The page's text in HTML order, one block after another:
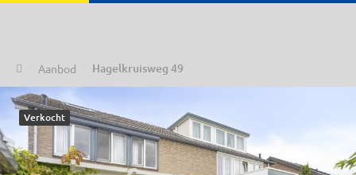
HomeAanbod Hagelkruisweg 49
Verkocht